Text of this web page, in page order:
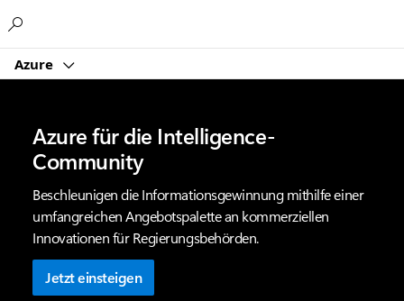
Azure
Azure für die Intelligence-
Community
Beschleunigen die Informationsgewinnung mithilfe einer
umfangreichen Angebotspalette an kommerziellen
Innovationen für Regierungsbehörden.
Jetzt einsteigen